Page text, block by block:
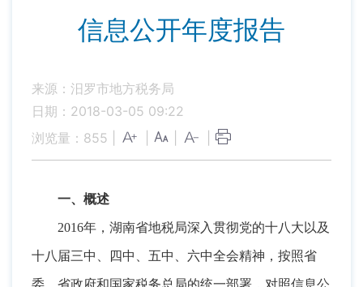
信息公开年度报告
来源：汨罗市地方税务局
日期：2018-03-05 09:22
浏览量： 855
一、概述
2016年 ， 湖南省地税局深入贯彻党的十八大以及
十八届三中、四中、五中、六中全会精神，按照省